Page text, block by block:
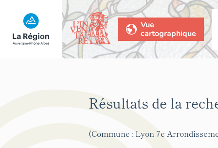
Vue
cartographique
Résultats de la
(Commune : Lyon 7e